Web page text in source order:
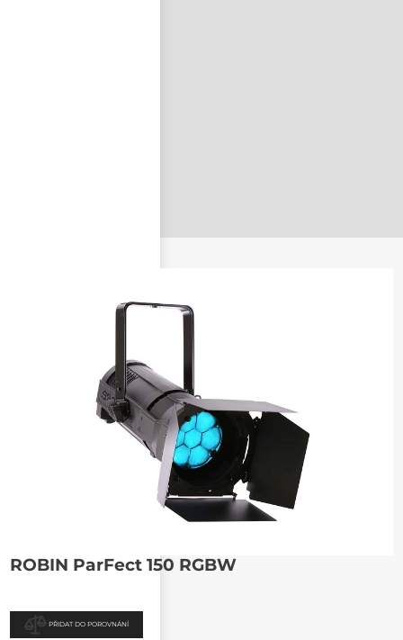
ROBIN ParFect 150 RGBW
PŘIDAT DO POROVNÁNÍ